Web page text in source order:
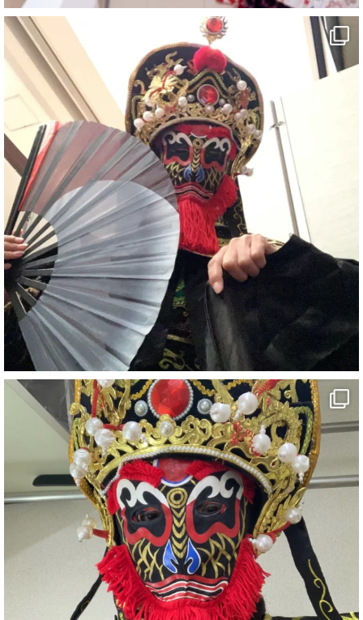
#女性マジシャン
#出張マジック
#マジシャン派遣
#イリュージョン
#和歌山県
#白浜町
#変面ショー
#イベント
#宴会
#余興
1 5 X
さらに読み込む